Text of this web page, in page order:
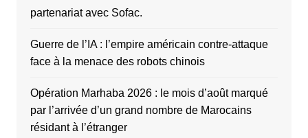
partenariat avec Sofac.
Guerre de l’IA : l’empire américain contre-attaque
face à la menace des robots chinois
Opération Marhaba 2026 : le mois d’août marqué
par l’arrivée d’un grand nombre de Marocains
résidant à l’étranger